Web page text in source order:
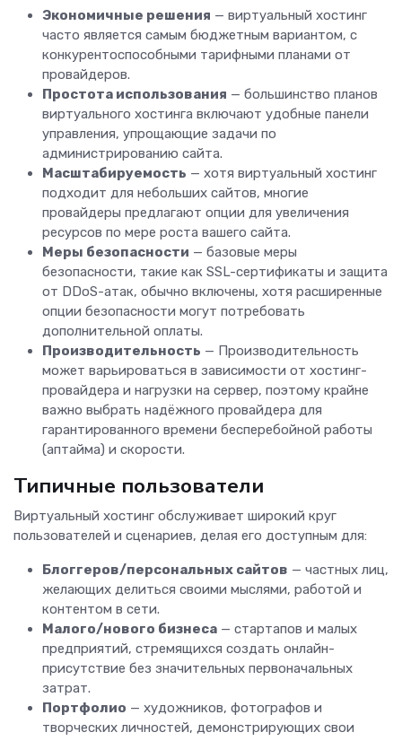
Экономичные решения — виртуальный хостинг
часто является самым бюджетным вариантом, с
конкурентоспособными тарифными планами от
провайдеров.
Простота использования — большинство планов
виртуального хостинга включают удобные панели
управления, упрощающие задачи по
администрированию сайта.
Масштабируемость — хотя виртуальный хостинг
подходит для небольших сайтов, многие
провайдеры предлагают опции для увеличения
ресурсов по мере роста вашего сайта.
Меры безопасности — базовые меры
безопасности, такие как SSL-сертификаты и защита
от DDoS-атак, обычно включены, хотя расширенные
опции безопасности могут потребовать
дополнительной оплаты.
Производительность — Производительность
может варьироваться в зависимости от хостинг-
провайдера и нагрузки на сервер, поэтому крайне
важно выбрать надёжного провайдера для
гарантированного времени бесперебойной работы
(аптайма) и скорости.
Типичные пользователи
Виртуальный хостинг обслуживает широкий круг
пользователей и сценариев, делая его доступным для:
Блоггеров/персональных сайтов — частных лиц,
желающих делиться своими мыслями, работой и
контентом в сети.
Малого/нового бизнеса — стартапов и малых
предприятий, стремящихся создать онлайн-
присутствие без значительных первоначальных
затрат.
Портфолио — художников, фотографов и
творческих личностей, демонстрирующих свои